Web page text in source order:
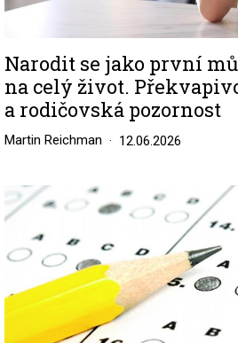
Narodit se jako první
na celý život.
a rodičovská pozornost
Martin Reichman 12.06.2026
Image